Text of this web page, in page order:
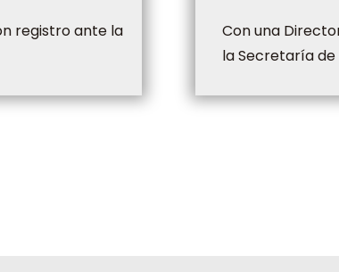
registro ante la
Con una
la Secretaría de